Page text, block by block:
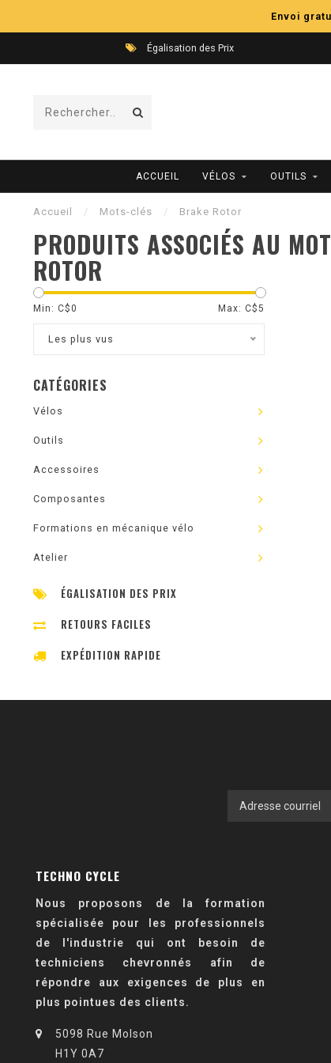
Envoi
Égalisation des Prix
ACCUEIL VÉLOS OUTILS
Accueil / Mots-clés / Brake Rotor
PRODUITS ASSOCIÉS AU
ROTOR
Min: C$0 Max: C$5
Les plus vus
CATÉGORIES
Vélos
Outils
Accessoires
Composantes
Formations en mécanique vélo
Atelier
ÉGALISATION DES PRIX
RETOURS FACILES
EXPÉDITION RAPIDE
TECHNO CYCLE
Nous proposons de la formation
spécialisée pour les professionnels
de l'industrie qui ont besoin de
techniciens chevronnés afin de
répondre aux exigences de plus en
plus pointues des clients.
5098 Rue Molson
H1Y 0A7